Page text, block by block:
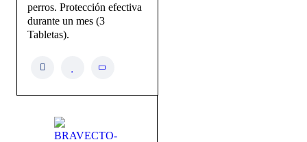
perros. Protección efectiva
durante un mes (3
Tabletas).